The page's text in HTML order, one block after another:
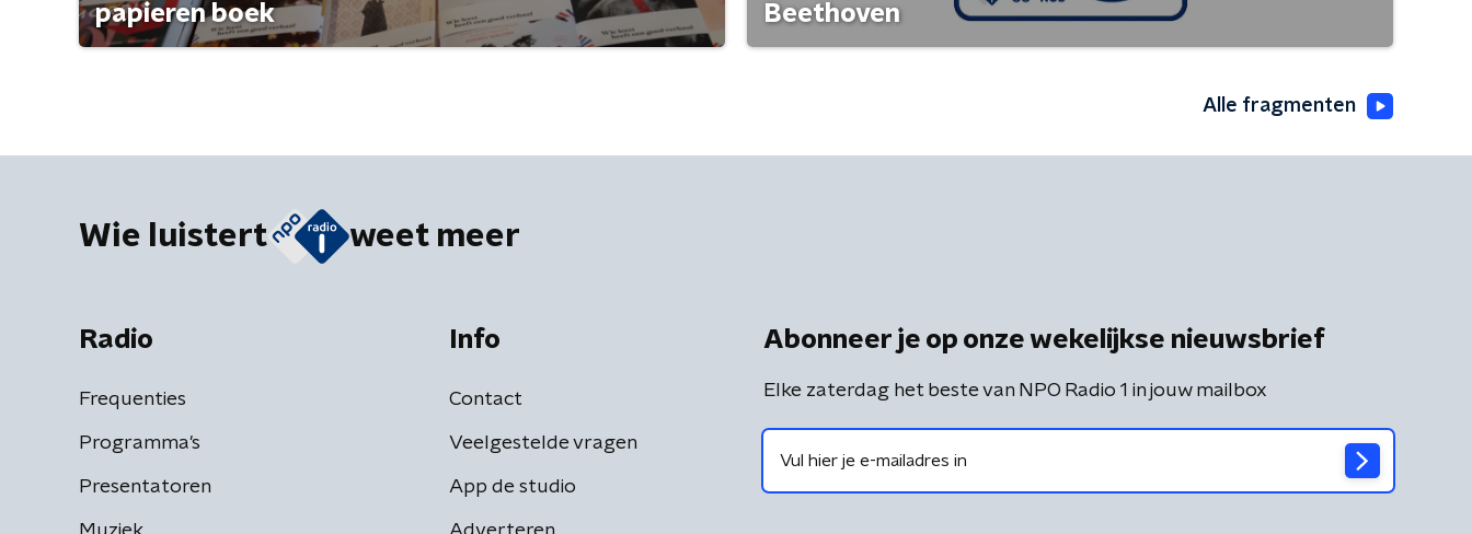
papieren boek
Beethoven
Alle fragmenten
Wie luistert weet meer
Radio
Frequenties
Programma's
Presentatoren
Info
Contact
Veelgestelde vragen
App de studio
Abonneer je op onze wekelijkse nieuwsbrief
Elke zaterdag het beste van NPO Radio 1 in jouw mailbox